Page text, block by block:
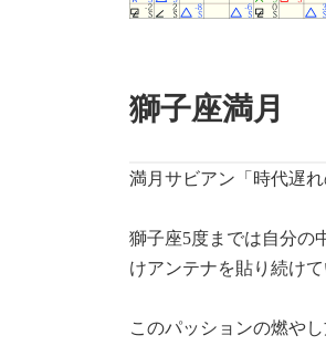
獅子座満月
満月サビアン「時代遅れ
獅子座5度までは自分の
けアンテナを貼り続け
このパッションの燃や